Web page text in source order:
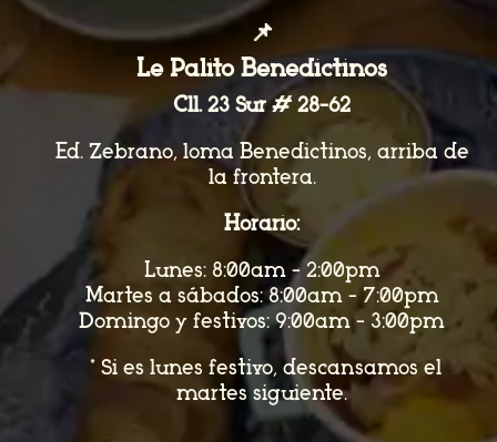
📌
Le Palito Benedictinos
Cll. 23 Sur # 28-62
Ed. Zebrano, loma Benedictinos, arriba de
la frontera.
Horario:
Lunes: 8:00am - 2:00pm
Martes a sábados: 8:00am - 7:00pm
Domingo y festivos: 9:00am - 3:00pm
*Si es lunes festivo, descansamos el
martes siguiente.